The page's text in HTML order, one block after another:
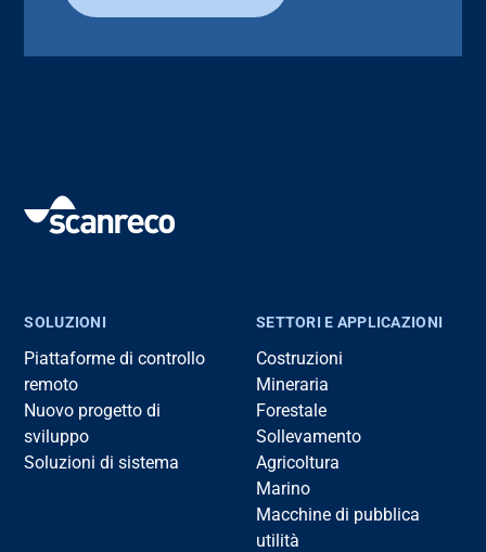
SOLUZIONI
Piattaforme di controllo
remoto
Nuovo progetto di
sviluppo
Soluzioni di sistema
SETTORI E APPLICAZIONI
Costruzioni
Mineraria
Forestale
Sollevamento
Agricoltura
Marino
Macchine di pubblica
utilità